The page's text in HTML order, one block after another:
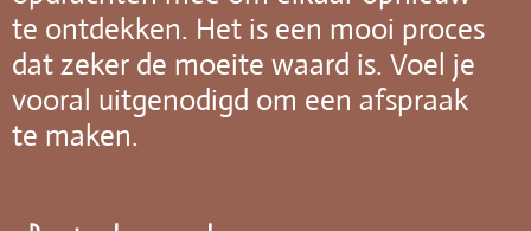
te ontdekken. Het is een mooi proces
dat zeker de moeite waard is. Voel je
vooral uitgenodigd om een afspraak
te maken.